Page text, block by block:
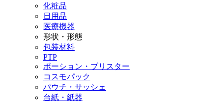
化粧品
日用品
医療機器
形状・形態
包装材料
PTP
ポーション・ブリスター
コスモパック
パウチ・サッシェ
台紙・紙器